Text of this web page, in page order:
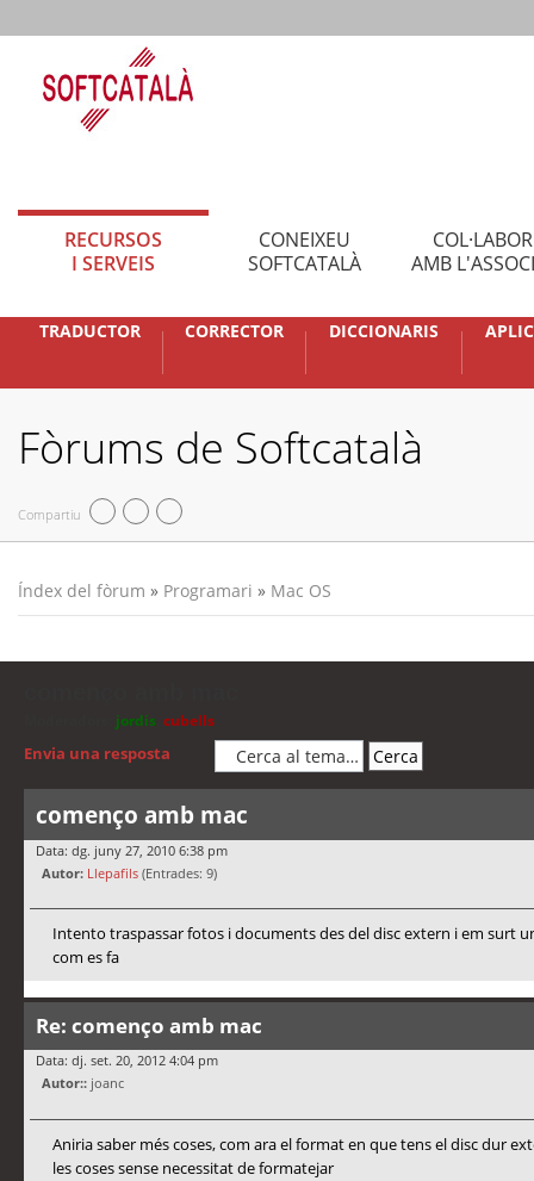
RECURSOS
I SERVEIS
CONEIXEU
SOFTCATALÀ
AMB
TRADUCTOR CORRECTOR DICCIONARIS
Fòrums de Softcatalà
Compartiu
Índex del fòrum » Programari » Mac OS
jordis cubells
Envia una resposta
començo amb mac
Data: dg. juny 27, 2010 6:38 pm
Autor: Llepafils (Entrades: 9)
Intento traspassar fotos i documents des del disc extern i em surt
com es fa
Re: començo amb mac
Data: dj. set. 20, 2012 4:04 pm
Autor:: joanc
Aniria saber més coses, com ara el format en que tens el disc dur
les coses sense necessitat de formatejar